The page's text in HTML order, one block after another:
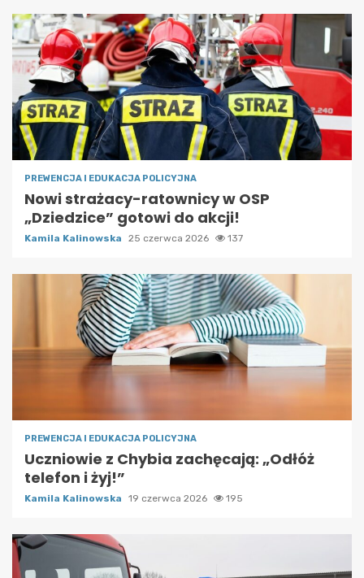
PREWENCJA I EDUKACJA POLICYJNA
Nowi strażacy-ratownicy w OSP
„Dziedzice” gotowi do akcji!
Kamila Kalinowska 25 czerwca 2026 137
PREWENCJA I EDUKACJA POLICYJNA
Uczniowie z Chybia zachęcają: „Odłóż
telefon i żyj!”
Kamila Kalinowska 19 czerwca 2026 195